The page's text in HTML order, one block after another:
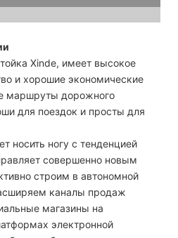
Xinde, имеет высокое
и хорошие экономические
маршруты дорожного
для поездок и просты для
носить ногу с тенденцией
совершенно новым
строим в автономной
каналы продаж
магазины на
электронной